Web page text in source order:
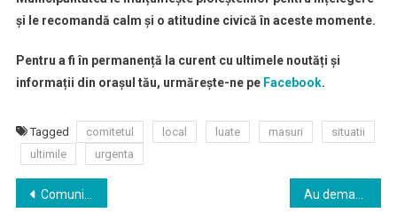
și le recomandă calm și o atitudine civică în aceste momente.
Pentru a fi în permanență la curent cu ultimele noutăți și
informații din orașul tău, urmărește-ne pe Facebook.
Tagged comitetul local luate masuri
situatii
ultimile
urgenta
Navigare
Comunicat de presa ASSC